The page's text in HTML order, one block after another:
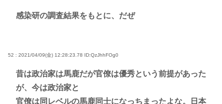
感染研の調査結果をもとに、だぜ
52 : 2021/04/09(金) 12:28:23.78 ID:QzJhhFOg0
昔は政治家は馬鹿だが官僚は優秀という前提があった
が、今は政治家と
官僚は同レベルの馬鹿同士になっちまったよな。日本